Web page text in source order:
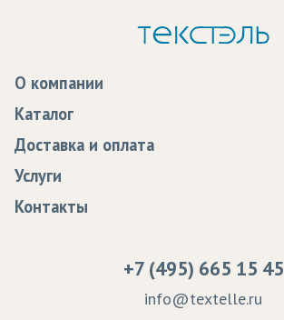
О компании
Статьи
Программа лояльности
Сертификаты качества
Судебные решения
Политика Конфиденциальности
Каталог
Доставка и оплата
Доставка
Оплата
Услуги
Образцы
Контакты
+7 (495) 665 15 45
info@textelle.ru